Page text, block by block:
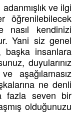
ve ilgi
öğrenilebilecek
nasıl kendinizi
Yani siz genel
başka insanlara
duyularınız
aşağılamasız
ne denli
fazla seven bir
olduğunuzu